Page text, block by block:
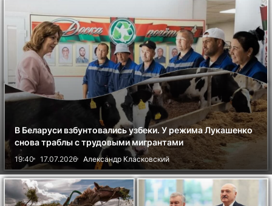
В Беларуси взбунтовались узбеки. У режима Лукашенко
снова траблы с трудовыми мигрантами
19:40 17.07.2026 Александр Класковский